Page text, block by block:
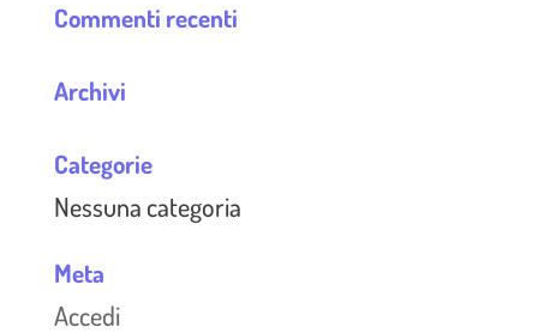
Commenti recenti
Archivi
Categorie
Nessuna categoria
Meta
Accedi